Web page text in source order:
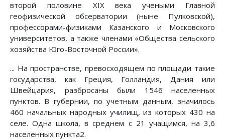
второй половине XIX века учеными Главной
геофизической обсерватории (ныне Пулковской),
профессорами-физиками Казанского и Московского
университетов, а также членами «Общества сельского
хозяйства Юго-Восточной России».
... На пространстве, превосходящем по площади такие
государства, как Греция, Голландия, Дания или
Швейцария, разбросаны были 1546 населенных
пунктов. В губернии, по учетным данным, значилось
460 начальных народных училищ, из которых 430 на
селе. Одна школа, в среднем с 21 учащимся, на 3,6
населенных пункта2.